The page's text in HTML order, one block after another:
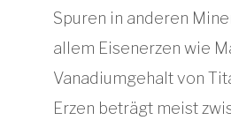
Spuren in anderen
allem Eisenerzen wie
Vanadiumgehalt von
Erzen beträgt meist